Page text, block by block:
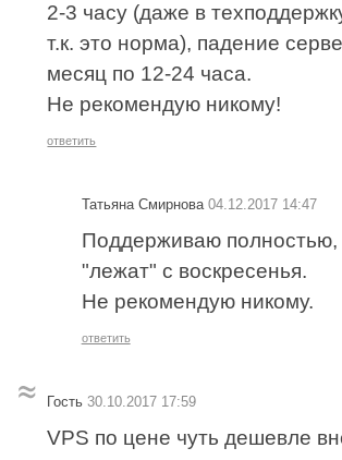
2-3 часу (даже в
т.к. это норма), падение
месяц по 12-24 часа.
Не рекомендую никому!
ответить
Татьяна Смирнова 04.12.2017 14:47
Поддерживаю полностью,
"лежат" с воскресенья.
Не рекомендую никому.
ответить
Гость 30.10.2017 17:59
VPS по цене чуть дешевле